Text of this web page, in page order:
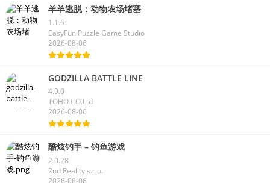
羊羊逃脱：动物农场堵塞
1.1.6
EasyFun Puzzle Game Studio
2026-08-06
GODZILLA BATTLE LINE
4.9.0
TOHO CO.Ltd
2026-08-06
酷炫钓手 – 钓鱼游戏
2.0.28
2nd Reality s.r.o.
2026-08-06